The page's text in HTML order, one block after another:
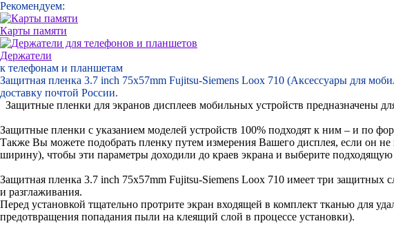
Рекомендуем:
Карты памяти
Держатели
к телефонам и планшетам
Защитная пленка 3.7 inch 75x57mm Fujitsu-Siemens Loox 710 (Аксессуары для
доставку почтой России.
Защитные пленки для экранов дисплеев мобильных устройств предназначены
Защитные пленки с указанием моделей устройств 100% подходят к ним – и по
Также Вы можете подобрать пленку путем измерения Вашего дисплея, если он
ширину), чтобы эти параметры доходили до краев экрана и выберите
Защитная пленка 3.7 inch 75x57mm Fujitsu-Siemens Loox 710 имеет три защитных
и разглаживания.
Перед установкой тщательно протрите экран входящей в комплект тканью для
предотвращения попадания пыли на клеящий слой в процессе установки).